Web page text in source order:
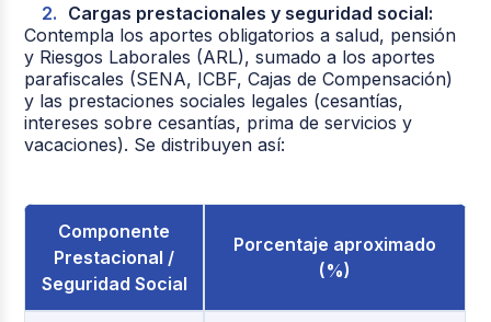
Cargas prestacionales y seguridad social:
Contempla los aportes obligatorios a salud, pensión
y Riesgos Laborales (ARL), sumado a los aportes
parafiscales (SENA, ICBF, Cajas de Compensación)
y las prestaciones sociales legales (cesantías,
intereses sobre cesantías, prima de servicios y
vacaciones). Se distribuyen así:
Componente
Prestacional /
Seguridad Social
Porcentaje aproximado
(%)